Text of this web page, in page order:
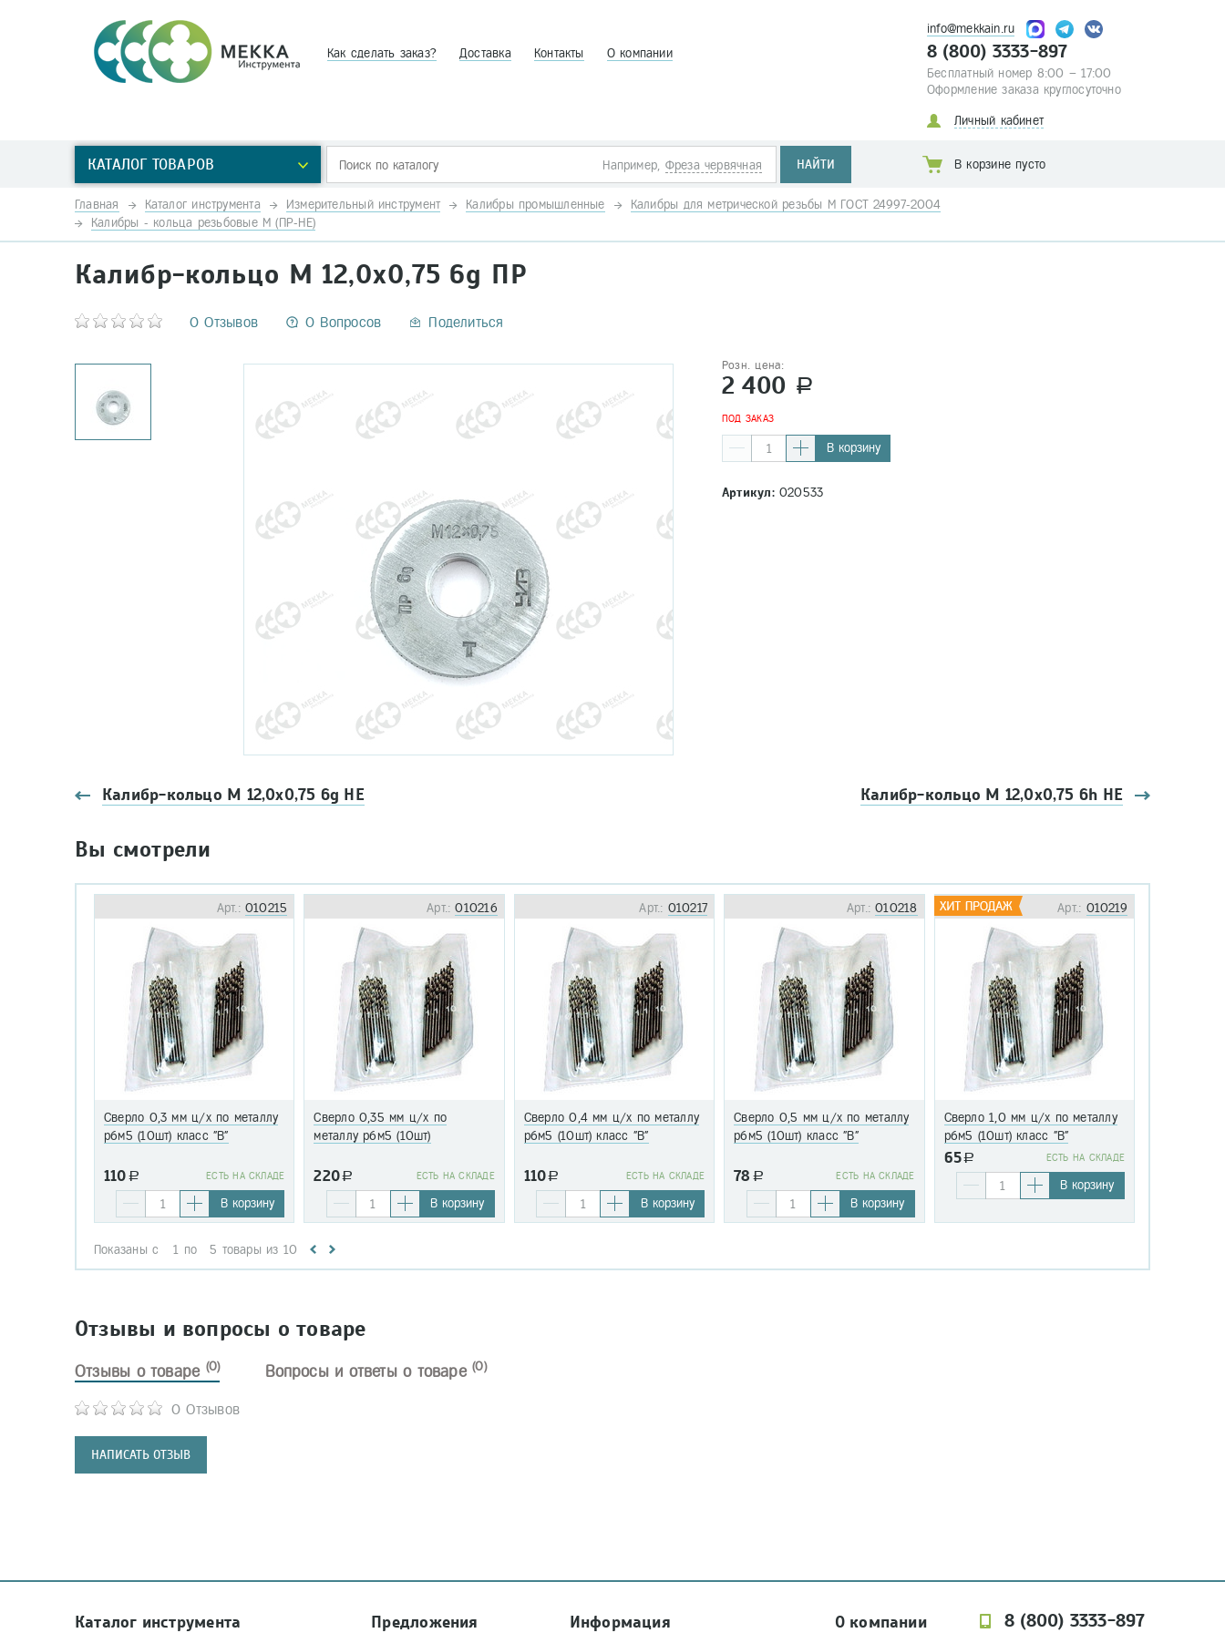
Как сделать заказ? Доставка Контакты О компании
info@mekkain.ru
8 (800) 3333-897
Бесплатный номер 8:00 – 17:00
Оформление заказа круглосуточно
Личный кабинет
КАТАЛОГ ТОВАРОВ Например, Фреза червячная НАЙТИ В корзине пусто
Главная Каталог инструмента Измерительный инструмент Калибры промышленные
Калибры для метрической резьбы М ГОСТ 24997-2004
Калибры - кольца резьбовые М (ПР-НЕ)
Калибр-кольцо М 12,0х0,75 6g ПР
0 Отзывов 0 Вопросов Поделиться
Розн. цена:
2 400 a
ПОД ЗАКАЗ
В корзину
Артикул:020533
Калибр-кольцо М 12,0х0,75 6g НЕ Калибр-кольцо М 12,0х0,75 6h НЕ
Вы смотрели
Арт.:010215
Сверло 0,3 мм ц/х по металлу
р6м5 (10шт) класс "В"
110 a EСТЬ НА СКЛАДЕ
В корзину
Арт.:010216
Сверло 0,35 мм ц/х по
металлу р6м5 (10шт)
220a EСТЬ НА СКЛАДЕ
В корзину
Арт.: 010217
Сверло 0,4 мм ц/х по металлу
р6м5 (10шт) класс "В"
110a EСТЬ НА СКЛАДЕ
В корзину
Арт.:010218
Сверло 0,5 мм ц/х по металлу
р6м5 (10шт) класс "В"
78 a EСТЬ НА СКЛАДЕ
В корзину
Арт.: 010219
Сверло 1,0 мм ц/х по металлу
р6м5 (10шт) класс "В"
65a EСТЬ НА СКЛАДЕ
В корзину
Показаны с 1 по 5 товары из 10
Отзывы и вопросы о товаре
Отзывы о товаре (0)
0 Отзывов
НАПИСАТЬ ОТЗЫВ
Вопросы и ответы о товаре(0)
Каталог инструмента Предложения Информация О компании 8 (800) 3333-897